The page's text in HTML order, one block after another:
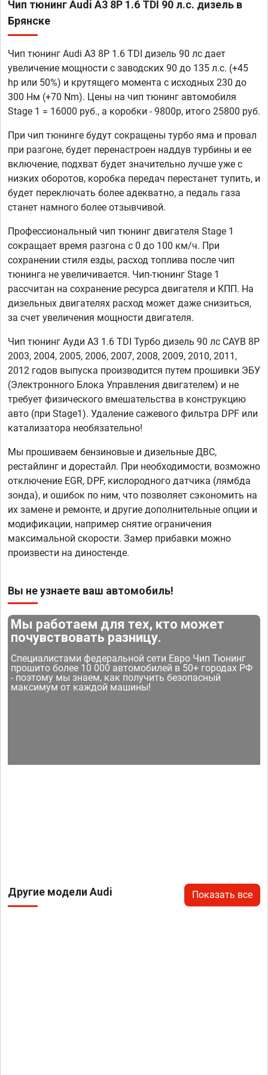
Чип тюнинг Audi A3 8P 1.6 TDI 90 л.с. дизель в
Брянске
Чип тюнинг Audi A3 8P 1.6 TDI дизель 90 лс дает
увеличение мощности с заводских 90 до 135 л.с. (+45
hp или 50%) и крутящего момента с исходных 230 до
300 Нм (+70 Nm). Цены на чип тюнинг автомобиля
Stage 1 = 16000 руб., а коробки - 9800р, итого 25800 руб.
При чип тюнинге будут сокращены турбо яма и провал
при разгоне, будет перенастроен наддув турбины и ее
включение, подхват будет значительно лучше уже с
низких оборотов, коробка передач перестанет тупить, и
будет переключать более адекватно, а педаль газа
станет намного более отзывчивой.
Профессиональный чип тюнинг двигателя Stage 1
сокращает время разгона с 0 до 100 км/ч. При
сохранении стиля езды, расход топлива после чип
тюнинга не увеличивается. Чип-тюнинг Stage 1
рассчитан на сохранение ресурса двигателя и КПП. На
дизельных двигателях расход может даже снизиться,
за счет увеличения мощности двигателя.
Чип тюнинг Ауди А3 1.6 TDI Турбо дизель 90 лс CAYB 8P
2003, 2004, 2005, 2006, 2007, 2008, 2009, 2010, 2011,
2012 годов выпуска производится путем прошивки ЭБУ
(Электронного Блока Управления двигателем) и не
требует физического вмешательства в конструкцию
авто (при Stage1). Удаление сажевого фильтра DPF или
катализатора необязательно!
Мы прошиваем бензиновые и дизельные ДВС,
рестайлинг и дорестайл. При необходимости, возможно
отключение EGR, DPF, кислородного датчика (лямбда
зонда), и ошибок по ним, что позволяет сэкономить на
их замене и ремонте, и другие дополнительные опции и
модификации, например снятие ограничения
максимальной скорости. Замер прибавки можно
произвести на диностенде.
Вы не узнаете ваш автомобиль!
Мы работаем для тех, кто может
почувствовать разницу.
Специалистами федеральной сети Евро Чип Тюнинг
прошито более 10 000 автомобилей в 50+ городах РФ
- поэтому мы знаем, как получить безопасный
максимум от каждой машины!
Другие модели Audi Показать все